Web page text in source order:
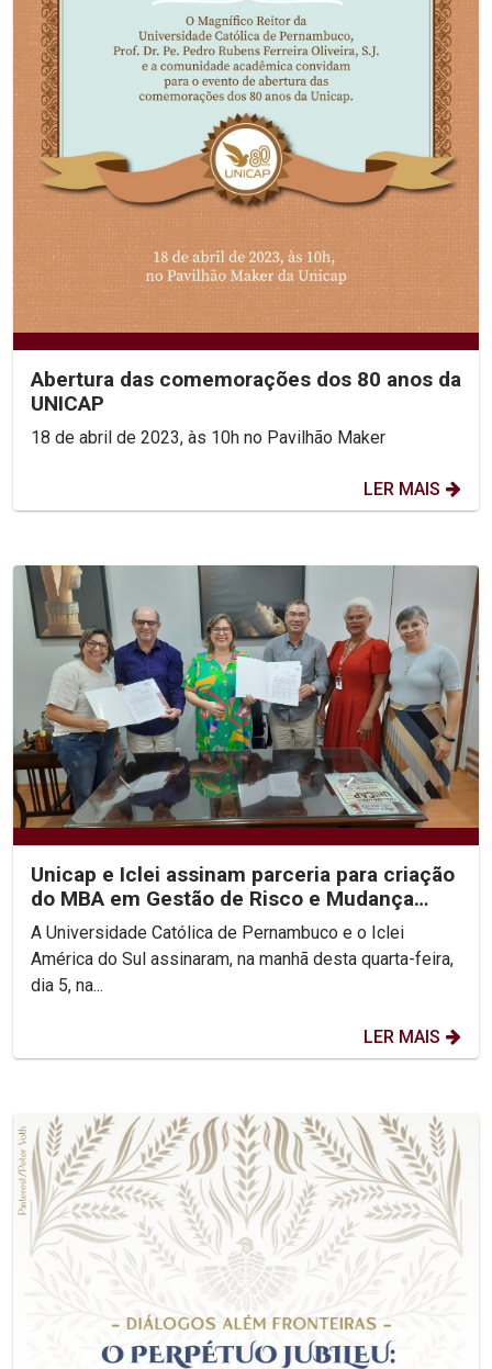
Abertura das comemorações dos 80 anos da
UNICAP
18 de abril de 2023, às 10h no Pavilhão Maker
LER MAIS
Unicap e Iclei assinam parceria para criação
do MBA em Gestão de Risco e Mudança
Climática
A Universidade Católica de Pernambuco e o Iclei
América do Sul assinaram, na manhã desta quarta-feira,
dia 5, na...
LER MAIS